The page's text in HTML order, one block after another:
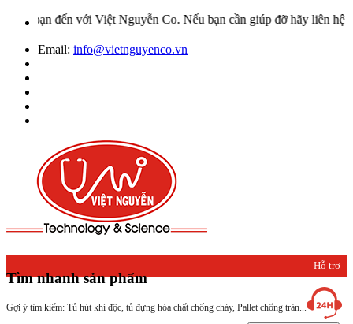
với Việt Nguyễn Co. Nếu bạn cần giúp đỡ hãy liên hệ với chúng
Email: info@vietnguyenco.vn
Tìm nhanh sản phẩm
Gợi ý tìm kiếm: Tủ hút khí độc, tủ đựng hóa chất chống cháy, Pallet chống tràn...
Hỗ trợ
khách
hàng